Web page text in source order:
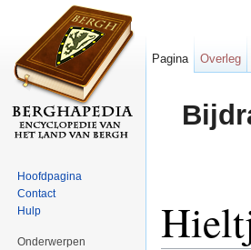
Pagina Overleg
Hoofdpagina
Contact
Hulp
Onderwerpen